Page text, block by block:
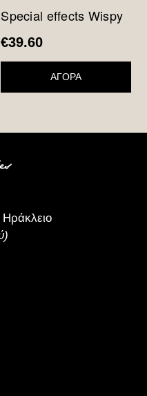
Special effects Wispy
€39.60
ΑΓΟΡΑ